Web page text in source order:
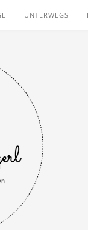
UNTERWEGS